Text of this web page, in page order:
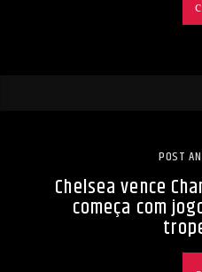
POST
Chelsea vence
começa com